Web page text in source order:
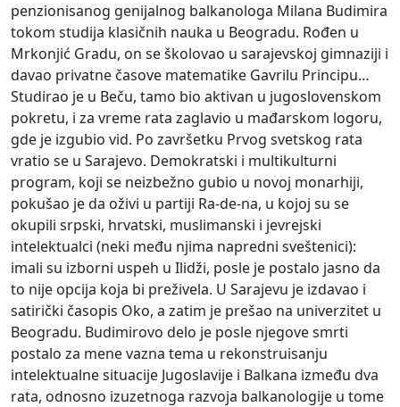
penzionisanog genijalnog balkanologa Milana Budimira
tokom studija klasičnih nauka u Beogradu. Rođen u
Mrkonjić Gradu, on se školovao u sarajevskoj gimnaziji i
davao privatne časove matematike Gavrilu Principu…
Studirao je u Beču, tamo bio aktivan u jugoslovenskom
pokretu, i za vreme rata zaglavio u mađarskom logoru,
gde je izgubio vid. Po završetku Prvog svetskog rata
vratio se u Sarajevo. Demokratski i multikulturni
program, koji se neizbežno gubio u novoj monarhiji,
pokušao je da oživi u partiji Ra-de-na, u kojoj su se
okupili srpski, hrvatski, muslimanski i jevrejski
intelektualci (neki među njima napredni sveštenici):
imali su izborni uspeh u Ilidži, posle je postalo jasno da
to nije opcija koja bi preživela. U Sarajevu je izdavao i
satirički časopis Oko, a zatim je prešao na univerzitet u
Beogradu. Budimirovo delo je posle njegove smrti
postalo za mene vazna tema u rekonstruisanju
intelektualne situacije Jugoslavije i Balkana između dva
rata, odnosno izuzetnoga razvoja balkanologije u tome